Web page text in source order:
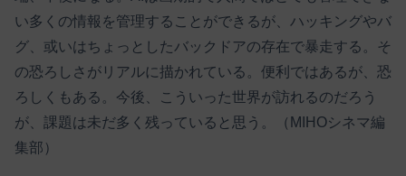
い多くの情報を管理することができるが、ハッキングやバ
グ、或いはちょっとしたバックドアの存在で暴走する。そ
の恐ろしさがリアルに描かれている。便利ではあるが、恐
ろしくもある。今後、こういった世界が訪れるのだろう
が、課題は未だ多く残っていると思う。（MIHOシネマ編
集部）